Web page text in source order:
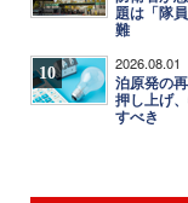
題は「隊
難
10 2026.08.01
泊原発の
押し上げ
すべき